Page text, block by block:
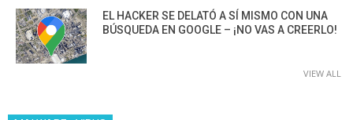
EL HACKER SE DELATÓ A SÍ MISMO CON UNA
BÚSQUEDA EN GOOGLE – ¡NO VAS A CREERLO!
VIEW ALL